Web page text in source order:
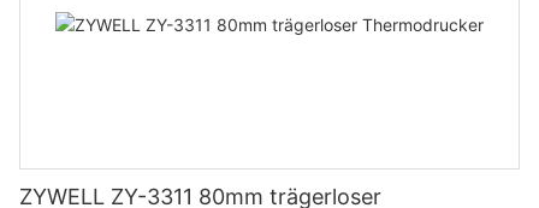
ZYWELL ZY-3311 80mm trägerloser